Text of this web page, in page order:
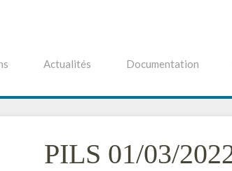
Actualités Documentation
PILS 01/03/